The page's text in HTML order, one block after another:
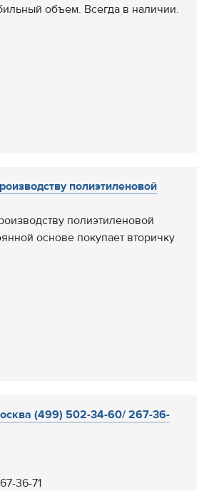
объем. Всегда в наличии.
полиэтиленовой
полиэтиленовой
основе покупает вторичку
(499) 502-34-60/ 267-36-
36-71